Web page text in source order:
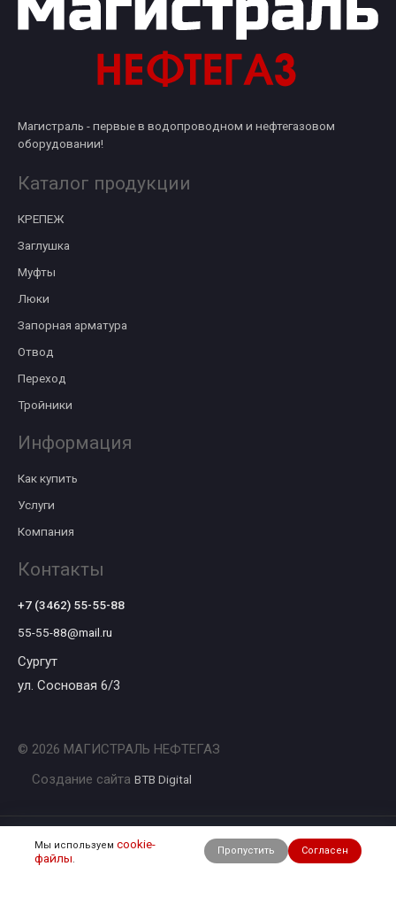
Магистраль - первые в водопроводном и нефтегазовом
оборудовании!
Каталог продукции
КРЕПЕЖ
Заглушка
Муфты
Люки
Запорная арматура
Отвод
Переход
Тройники
Информация
Как купить
Услуги
Компания
Контакты
+7 (3462) 55-55-88
55-55-88@mail.ru
Сургут
ул. Сосновая 6/3
© 2026 МАГИСТРАЛЬ НЕФТЕГАЗ
Создание сайта BTB Digital
Вся информация на сайте носит справочный характер
и не является публичной офертой, определяемой положениями
Мы используем cookie-
файлы.
Пропустить Согласен